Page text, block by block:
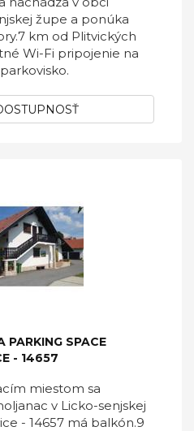
župe a ponúka
km od Plitvických
Wi-Fi pripojenie na
PARKING SPACE
- 14657
miestom sa
v Licko-senjskej
- 14657 má balkón.9